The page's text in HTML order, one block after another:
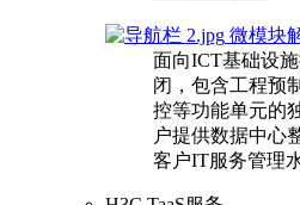
微模块
面向ICT基础设
闭，包含工程预
控等功能单元的
户提供数据中心
客户IT服务管理